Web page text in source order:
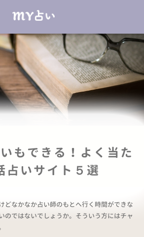
もできる！よく当た
占いサイト５選
どなかなか占い師のもとへ行く時間ができな
のではないでしょうか。そういう方にはチャ